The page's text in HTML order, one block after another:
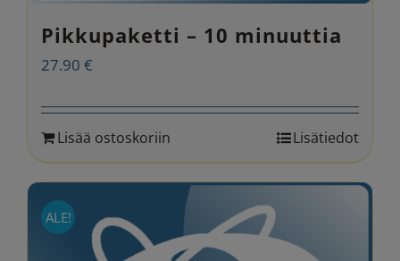
Pikkupaketti – 10 minuuttia
27.90 €
Lisää ostoskoriin Lisätiedot
ALE!